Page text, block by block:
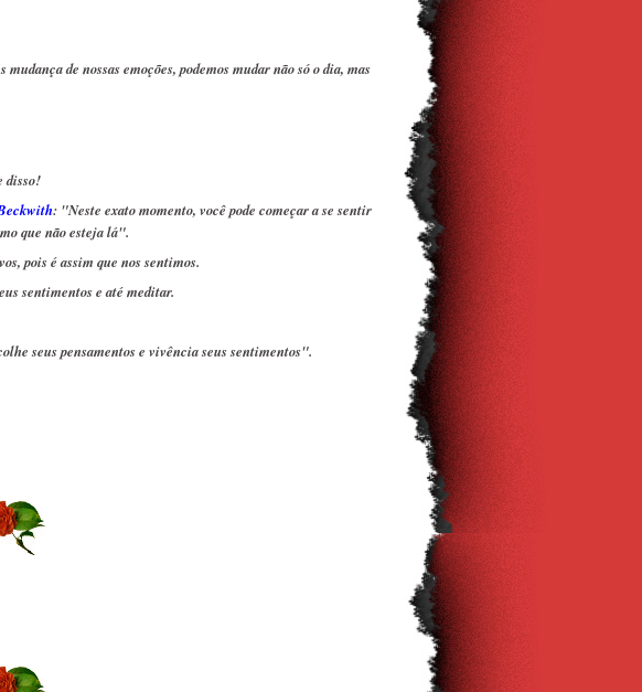
de nossas emoções, podemos mudar não só o dia, mas
disso!
: "Neste exato momento, você pode começar a se sentir
que não esteja lá".
pois é assim que nos sentimos.
sentimentos e até meditar.
seus pensamentos e vivência seus sentimentos".